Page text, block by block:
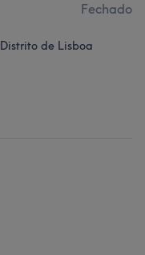
Fechado
Distrito de Lisboa